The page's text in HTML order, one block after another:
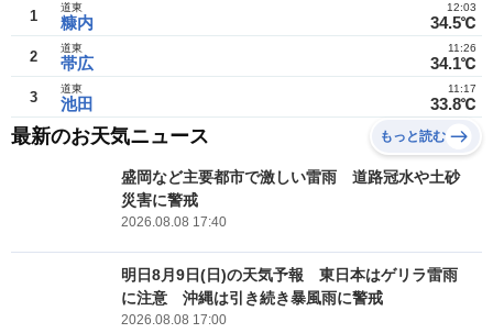
1 糠内
道東
34.5℃
12:03
2 帯広
道東
34.1℃
11:26
3 池田
道東
33.8℃
11:17
最新のお天気ニュース もっと読む
盛岡など主要都市で激しい雷雨 道路冠水や土砂
災害に警戒
2026.08.08 17:40
明日8月9日(日)の天気予報 東日本はゲリラ雷雨
に注意 沖縄は引き続き暴風雨に警戒
2026.08.08 17:00